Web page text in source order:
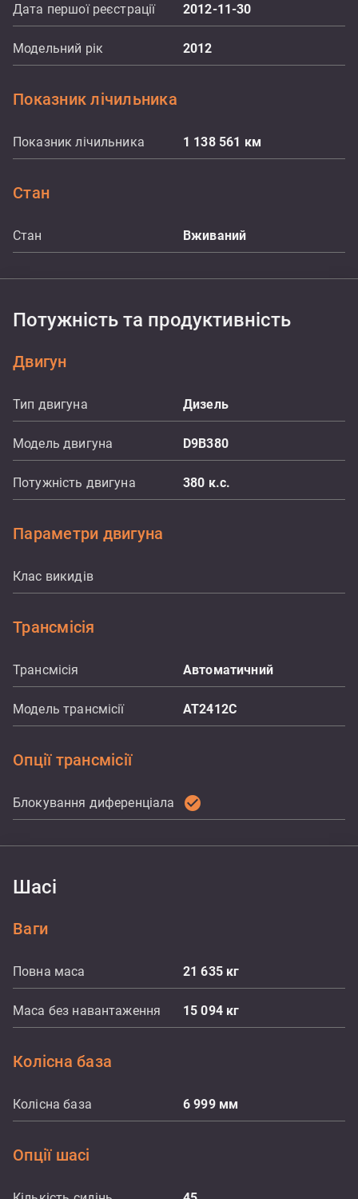
Дата першої реєстрації 2012-11-30
Модельний рік 2012
Показник лічильника
Показник лічильника 1 138 561 км
Стан
Стан Вживаний
Потужність та продуктивність
Двигун
Тип двигуна Дизель
Модель двигуна D9B380
Потужність двигуна 380 к.с.
Параметри двигуна
Клас викидів
Трансмісія
Трансмісія Автоматичний
Модель трансмісії AT2412C
Опції трансмісії
Блокування диференціала check_circle
Шасі
Ваги
Повна маса 21 635 кг
Маса без навантаження 15 094 кг
Колісна база
Колісна база 6 999 мм
Опції шасі